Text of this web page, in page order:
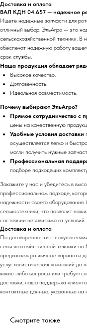
Доставка и оплата
ВАЛ КДН 04.657 — надежное
Ищете надежные запчасти для
отличный выбор. ЭльАгро — это
сельскохозяйственной техники.
обеспечат надежную работу
срок службы.
Наша продукция обладает
Высокое качество.
Долговечность.
Идеальная совместимость.
Почему выбирают ЭльАгро?
Прямое сотрудничество с
цены на качественную
Удобные условия доставки
осуществляется легко и
могли получить нужные
Профессиональная
подборе подходящих
Закажите у нас и убедитесь в
профессиональном подходе,
надежности своего
сельхозтехники, что позволит
состоянии независимо от условий
Доставка и оплата
По договоренности с
сельскохозяйственной техники
предлагаем различные варианты
услуг логистических компаний до
какие-либо вопросы или
доставки, наша поддержка
контактные данные, указанные на
Смотрите также